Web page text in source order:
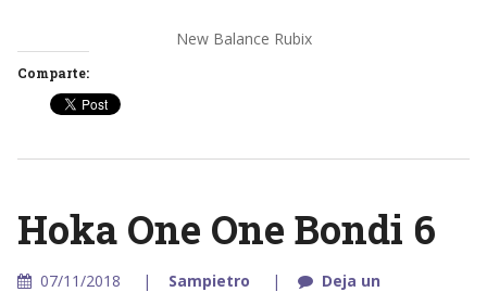
New Balance Rubix
Comparte:
Hoka One One Bondi 6
07/11/2018 Sampietro
Deja un